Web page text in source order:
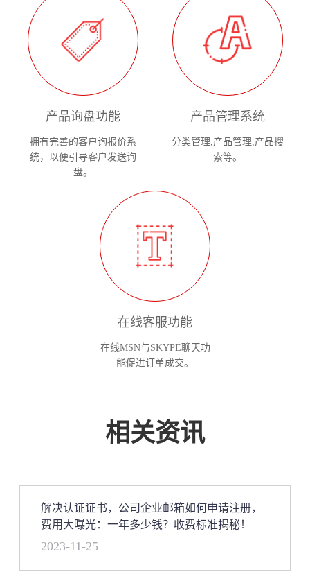
产品询盘功能
拥有完善的客户询报价系
统，以便引导客户发送询
盘。
产品管理系统
分类管理,产品管理,产品搜
索等。
在线客服功能
在线MSN与SKYPE聊天功
能促进订单成交。
相关资讯
解决认证证书，公司企业邮箱如何申请注册，
费用大曝光：一年多少钱？收费标准揭秘！
2023-11-25